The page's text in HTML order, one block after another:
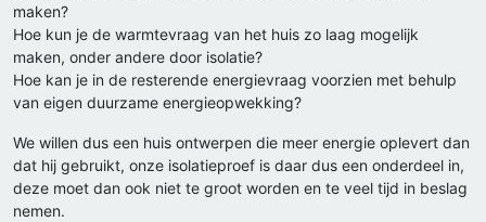
maken?
Hoe kun je de warmtevraag van het huis zo laag mogelijk
maken, onder andere door isolatie?
Hoe kan je in de resterende energievraag voorzien met behulp
van eigen duurzame energieopwekking?
We willen dus een huis ontwerpen die meer energie oplevert dan
dat hij gebruikt, onze isolatieproef is daar dus een onderdeel in,
deze moet dan ook niet te groot worden en te veel tijd in beslag
nemen.